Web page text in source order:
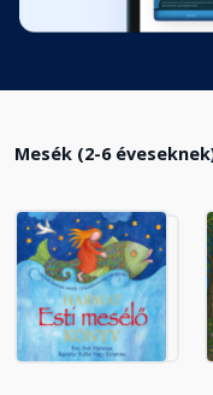
Mesék (2-6